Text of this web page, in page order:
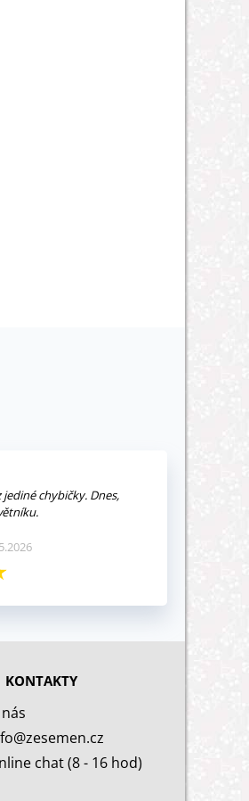
chybičky. Dnes,
KONTAKTY
chat (8 - 16 hod)